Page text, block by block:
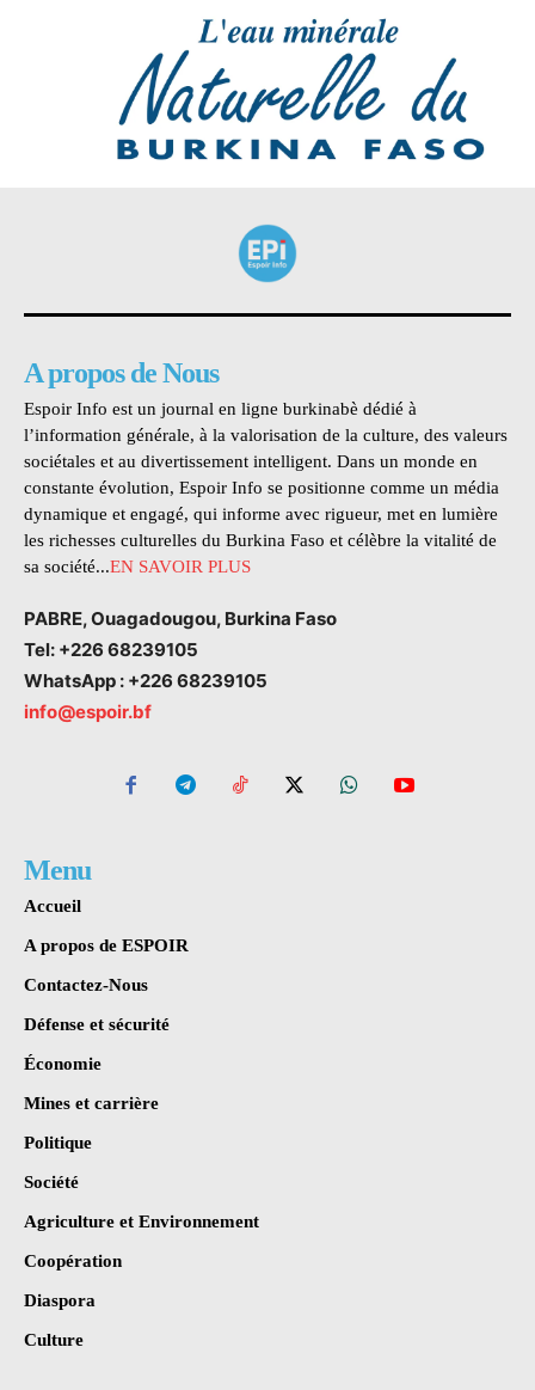
A propos de Nous
Espoir Info est un journal en ligne burkinabè dédié à
l’information générale, à la valorisation de la culture, des valeurs
sociétales et au divertissement intelligent. Dans un monde en
constante évolution, Espoir Info se positionne comme un média
dynamique et engagé, qui informe avec rigueur, met en lumière
les richesses culturelles du Burkina Faso et célèbre la vitalité de
sa société...EN SAVOIR PLUS
PABRE, Ouagadougou, Burkina Faso
Tel: +226 68239105
WhatsApp : +226 68239105
info@espoir.bf
Menu
Accueil
A propos de ESPOIR
Contactez-Nous
Défense et sécurité
Économie
Mines et carrière
Politique
Société
Agriculture et Environnement
Coopération
Diaspora
Culture